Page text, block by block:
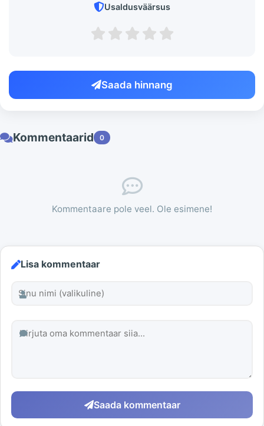
Usaldusväärsus
Saada hinnang
Kommentaarid 0
Kommentaare pole veel. Ole esimene!
Lisa kommentaar
Saada kommentaar